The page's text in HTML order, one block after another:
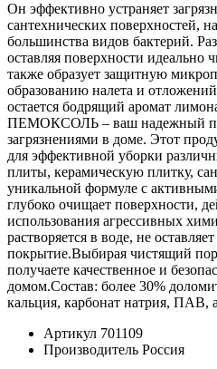
Он эффективно устраняет
сантехнических поверхностей,
большинства видов бактерий.
оставляя поверхности
также образует защитную
образованию налета и
остается бодрящий аромат
ПЕМОКСОЛЬ – ваш надежный
загрязнениями в доме. Этот
для эффективной уборки
плиты, керамическую плитку,
уникальной формуле с
глубоко очищает поверхности,
использования агрессивных
растворяется в воде, не
покрытие.Выбирая чистящий
получаете качественное и
домом.Состав: более 30%
кальция, карбонат натрия, ПАВ,
Артикул 701109
Производитель Россия